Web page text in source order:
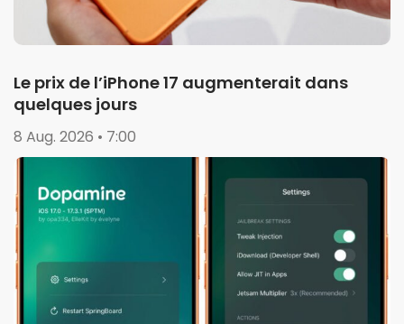
Le prix de l’iPhone 17 augmenterait dans
quelques jours
8 Aug. 2026 • 7:00